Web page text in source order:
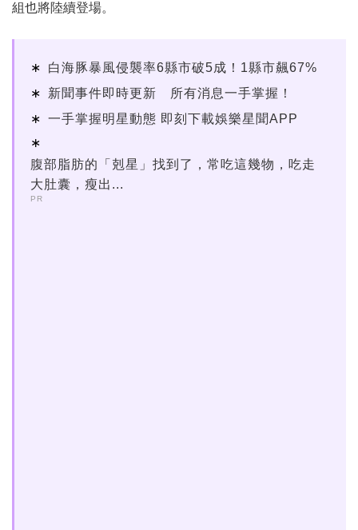
組也將陸續登場。
白海豚暴風侵襲率6縣市破5成！1縣市飆67%
新聞事件即時更新 所有消息一手掌握！
一手掌握明星動態 即刻下載娛樂星聞APP
腹部脂肪的「剋星」找到了，常吃這幾物，吃走
大肚囊，瘦出...
PR